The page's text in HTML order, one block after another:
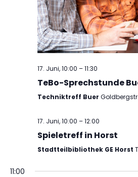
17. Juni, 10:00 –11:30
TeBo-Sprechstunde
Techniktreff Buer
17. Juni, 10:00 –12:00
Spieletreff in Horst
Stadtteilbibliothek GE Horst
11:00